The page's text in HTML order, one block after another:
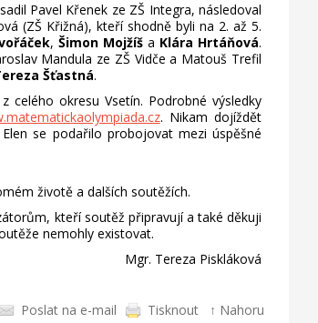
Pavel Křenek ze ZŠ Integra, následoval
(ZŠ Křižná), kteří shodně byli na 2. až 5.
, Šimon Mojžíša Klára Hrtáňová.
Mandula ze ZŠ Vidče a Matouš Trefil
Šťastná.
okresu Vsetín. Podrobné výsledky
. Nikam dojíždět
se podařilo probojovat mezi úspěšné
životě a dalších soutěžích.
kteří soutěž připravují a také děkuji
nemohly existovat.
Mgr. Tereza Piskláková
Poslat na e-mail
Tisknout ↑ Nahoru